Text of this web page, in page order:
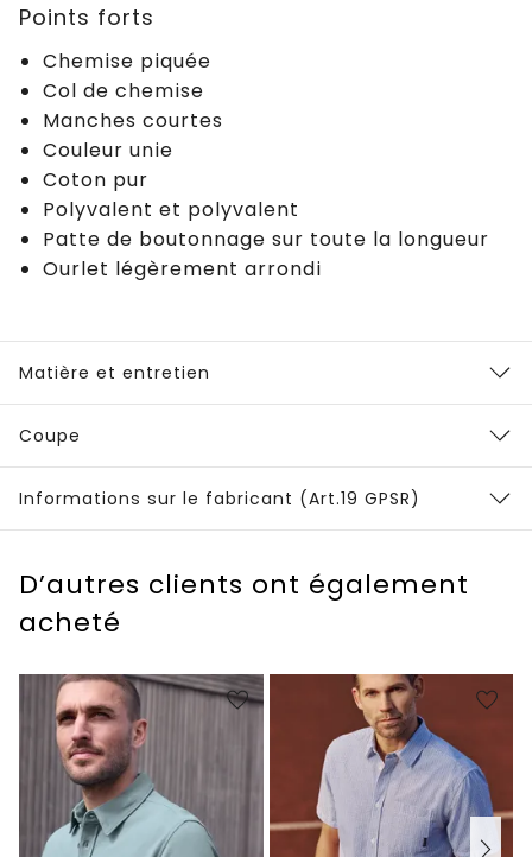
Points forts
Chemise piquée
Col de chemise
Manches courtes
Couleur unie
Coton pur
Polyvalent et polyvalent
Patte de boutonnage sur toute la longueur
Ourlet légèrement arrondi
Matière et entretien
Coupe
Informations sur le fabricant (Art.19 GPSR)
D’autres clients ont également
acheté